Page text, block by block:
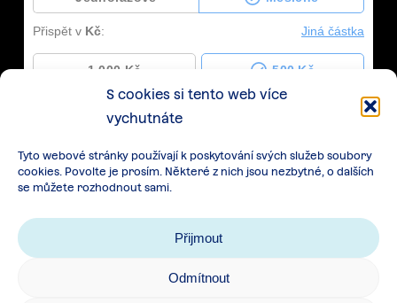
S cookies si tento web více
vychutnáte
Tyto webové stránky používají k poskytování svých služeb soubory
cookies. Povolte je prosím. Některé z nich jsou nezbytné, o dalších
se můžete rozhodnout sami.
Přijmout
Odmítnout